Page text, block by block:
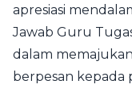
apresiasi
Jawab Guru
dalam
berpesan